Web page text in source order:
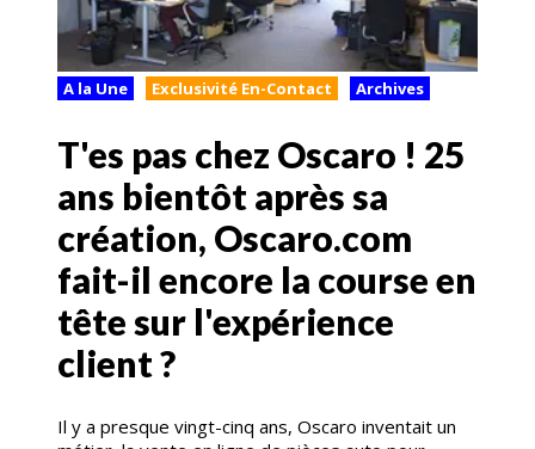
A la Une Exclusivité En-Contact Archives
T'es pas chez Oscaro ! 25
ans bientôt après sa
création, Oscaro.com
fait-il encore la course en
tête sur l'expérience
client ?
Il y a presque vingt-cinq ans, Oscaro inventait un